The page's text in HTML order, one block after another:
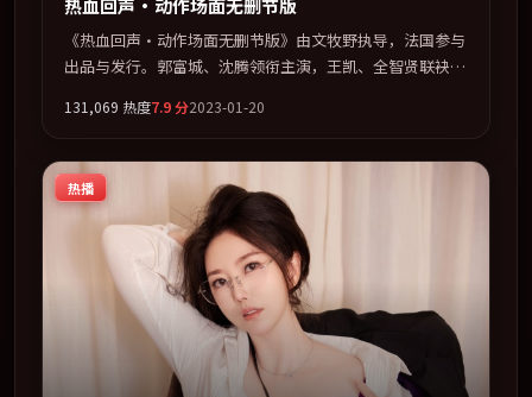
热血回声·动作场面无删节版
《热血回声·动作场面无删节版》由文牧野执导，法国参与
出品与发行。郭富城、沈腾领衔主演，王凯、全智贤联袂出
类型为骨架，在叙事、表演与视听上力求统一。定于 2023-
口碑稳健，适合喜欢强情节与人物弧光的观众完整观看。
131,069 热度7.9分2023-01-20
热播